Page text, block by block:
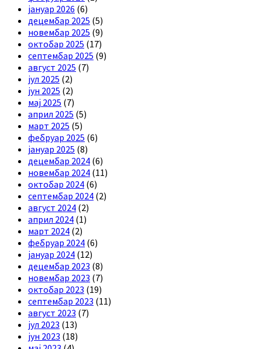
јануар 2026 (6)
децембар 2025 (5)
новембар 2025 (9)
октобар 2025 (17)
септембар 2025 (9)
август 2025 (7)
јул 2025 (2)
јун 2025 (2)
мај 2025 (7)
април 2025 (5)
март 2025 (5)
фебруар 2025 (6)
јануар 2025 (8)
децембар 2024 (6)
новембар 2024 (11)
октобар 2024 (6)
септембар 2024 (2)
август 2024 (2)
април 2024 (1)
март 2024 (2)
фебруар 2024 (6)
јануар 2024 (12)
децембар 2023 (8)
новембар 2023 (7)
октобар 2023 (19)
септембар 2023 (11)
август 2023 (7)
јул 2023 (13)
јун 2023 (18)